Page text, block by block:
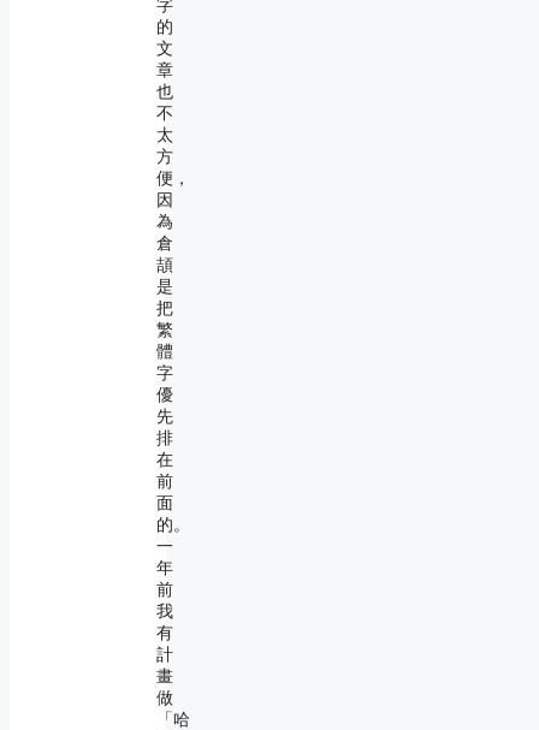
字
的
文
章
也
不
太
方
便，
因
為
倉
頡
是
把
繁
體
字
優
先
排
在
前
面
的。
一
年
前
我
有
計
畫
做
「哈